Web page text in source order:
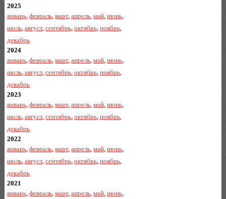
2025
январь, февраль, март, апрель, май, июнь,
июль, август, сентябрь, октябрь, ноябрь,
декабрь
2024
январь, февраль, март, апрель, май, июнь,
июль, август, сентябрь, октябрь, ноябрь,
декабрь
2023
январь, февраль, март, апрель, май, июнь,
июль, август, сентябрь, октябрь, ноябрь,
декабрь
2022
январь, февраль, март, апрель, май, июнь,
июль, август, сентябрь, октябрь, ноябрь,
декабрь
2021
январь, февраль, март, апрель, май, июнь,